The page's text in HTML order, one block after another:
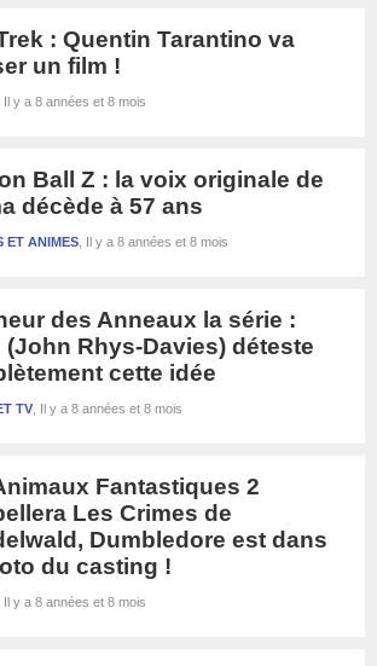
: Quentin Tarantino va
un film !
Il y a 8 années et 8 mois
Ball Z : la voix originale de
décède à 57 ans
Il y a 8 années et 8 mois
ET ANIMES
des Anneaux la série :
(John Rhys-Davies) déteste
cette idée
Il y a 8 années et 8 mois
TV
Fantastiques 2
Les Crimes de
Dumbledore est dans
du casting !
Il y a 8 années et 8 mois